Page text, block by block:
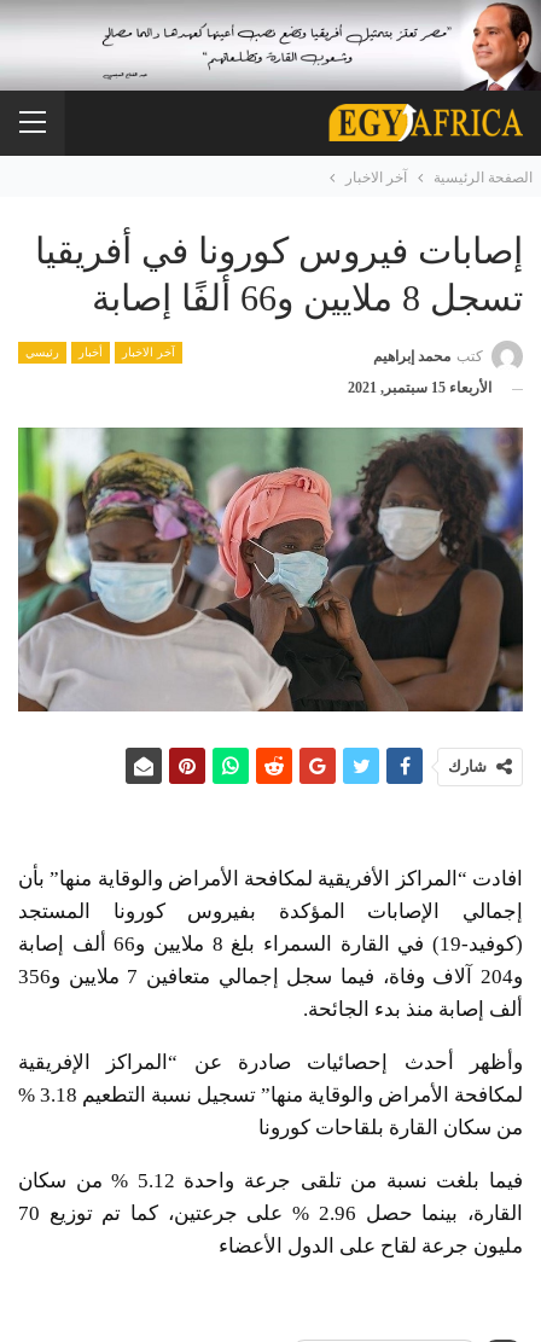
الصفحة الرئيسية آخر الاخبار
إصابات فيروس كورونا في أفريقيا
تسجل 8 ملايين و66 ألفًا إصابة
آخر الاخبار أخبار رئيسي كتب محمد إبراهيم
الأربعاء 15 سبتمبر, 2021
شارك
افادت “المراكز الأفريقية لمكافحة الأمراض والوقاية منها” بأن
إجمالي الإصابات المؤكدة بفيروس كورونا المستجد
(كوفيد-19) في القارة السمراء بلغ 8 ملايين و66 ألف إصابة
و204 آلاف وفاة، فيما سجل إجمالي متعافين 7 ملايين و356
ألف إصابة منذ بدء الجائحة.
وأظهر أحدث إحصائيات صادرة عن “المراكز الإفريقية
لمكافحة الأمراض والوقاية منها” تسجيل نسبة التطعيم 3.18 %
من سكان القارة بلقاحات كورونا
فيما بلغت نسبة من تلقى جرعة واحدة 5.12 % من سكان
القارة، بينما حصل 2.96 % على جرعتين، كما تم توزيع 70
مليون جرعة لقاح على الدول الأعضاء